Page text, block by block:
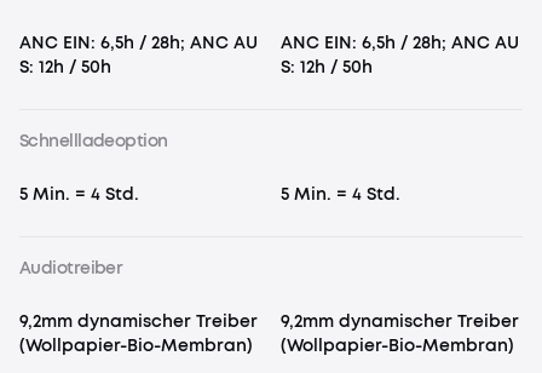
ANC EIN: 6,5h / 28h; ANC AU
S: 12h / 50h
ANC EIN: 6,5h / 28h; ANC AU
S: 12h / 50h
Schnellladeoption
5 Min. = 4 Std. 5 Min. = 4 Std.
Audiotreiber
9,2mm dynamischer Treiber
(Wollpapier-Bio-Membran)
9,2mm dynamischer Treiber
(Wollpapier-Bio-Membran)